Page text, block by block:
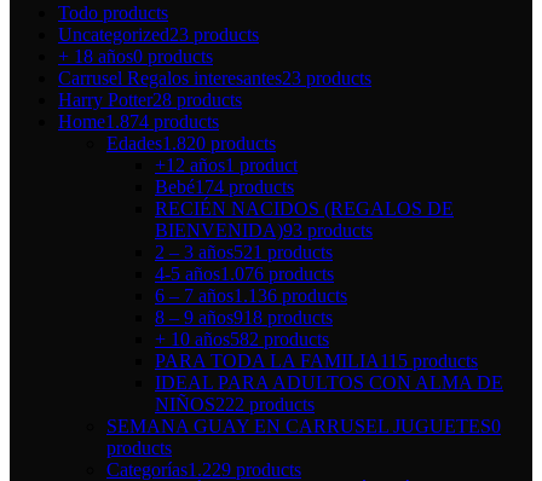
Todo products
Uncategorized23 products
+ 18 años0 products
Carrusel Regalos interesantes23 products
Harry Potter28 products
Home1.874 products
Edades1.820 products
+12 años1 product
Bebé174 products
RECIÉN NACIDOS (REGALOS DE
BIENVENIDA)93 products
2 – 3 años521 products
4-5 años1.076 products
6 – 7 años1.136 products
8 – 9 años918 products
+ 10 años582 products
PARA TODA LA FAMILIA115 products
IDEAL PARA ADULTOS CON ALMA DE
NIÑOS222 products
SEMANA GUAY EN CARRUSEL JUGUETES0
products
Categorías1.229 products